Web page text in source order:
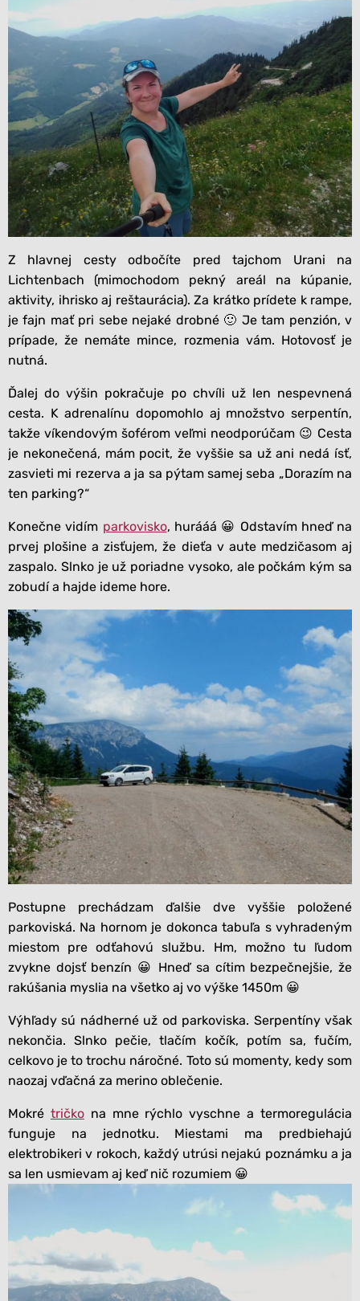
Z hlavnej cesty odbočíte pred tajchom Urani na
Lichtenbach (mimochodom pekný areál na kúpanie,
aktivity, ihrisko aj reštaurácia). Za krátko prídete k rampe,
je fajn mať pri sebe nejaké drobné 🙂 Je tam penzión, v
prípade, že nemáte mince, rozmenia vám. Hotovosť je
nutná.
Ďalej do výšin pokračuje po chvíli už len nespevnená
cesta. K adrenalínu dopomohlo aj množstvo serpentín,
takže víkendovým šoférom veľmi neodporúčam 😉 Cesta
je nekonečená, mám pocit, že vyššie sa už ani nedá ísť,
zasvieti mi rezerva a ja sa pýtam samej seba „Dorazím na
ten parking?“
Konečne vidím parkovisko, hurááá 😀 Odstavím hneď na
prvej plošine a zisťujem, že dieťa v aute medzičasom aj
zaspalo. Slnko je už poriadne vysoko, ale počkám kým sa
zobudí a hajde ideme hore.
Postupne prechádzam ďalšie dve vyššie položené
parkoviská. Na hornom je dokonca tabuľa s vyhradeným
miestom pre odťahovú službu. Hm, možno tu ľudom
zvykne dojsť benzín 😀 Hneď sa cítim bezpečnejšie, že
rakúšania myslia na všetko aj vo výške 1450m 😀
Výhľady sú nádherné už od parkoviska. Serpentíny však
nekončia. Slnko pečie, tlačím kočík, potím sa, fučím,
celkovo je to trochu náročné. Toto sú momenty, kedy som
naozaj vďačná za merino oblečenie.
Mokré tričkona mne rýchlo vyschne a termoregulácia
funguje na jednotku. Miestami ma predbiehajú
elektrobikeri v rokoch, každý utrúsi nejakú poznámku a ja
sa len usmievam aj keď nič rozumiem 😀